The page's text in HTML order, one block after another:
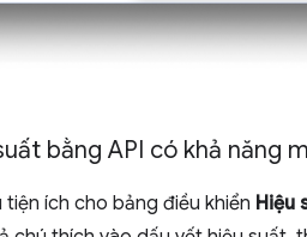
bằng API có khả năng
ích cho bảng điều khiển Hiệu